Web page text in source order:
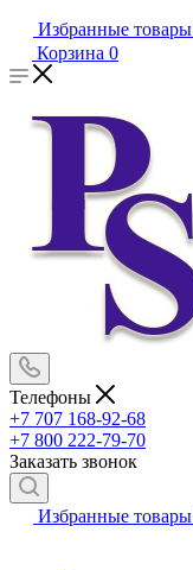
Избранные товары
Корзина 0
Телефоны
+7 707 168-92-68
+7 800 222-79-70
Заказать звонок
Избранные товары